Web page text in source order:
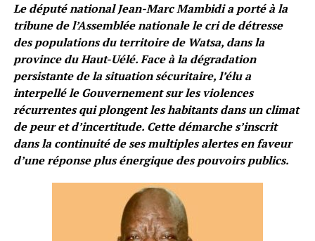
Le député national Jean-Marc Mambidi a porté à la
tribune de l’Assemblée nationale le cri de détresse
des populations du territoire de Watsa, dans la
province du Haut-Uélé. Face à la dégradation
persistante de la situation sécuritaire, l’élu a
interpellé le Gouvernement sur les violences
récurrentes qui plongent les habitants dans un climat
de peur et d’incertitude. Cette démarche s’inscrit
dans la continuité de ses multiples alertes en faveur
d’une réponse plus énergique des pouvoirs publics.